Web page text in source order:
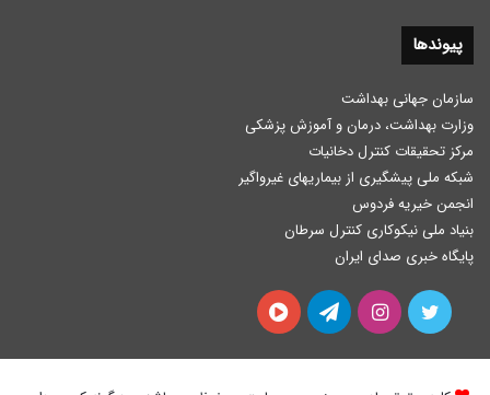
پیوندها
سازمان جهانی بهداشت
وزارت بهداشت، درمان و آموزش پزشكی
مرکز تحقیقات کنترل دخانیات
شبکه ملی پیشگیری از بیماریهای غیرواگیر
انجمن خیریه فردوس
بنیاد ملی نیکوکاری کنترل سرطان
پایگاه خبری صدای ایران
توییتر اینستاگرامتلگرام آپارات